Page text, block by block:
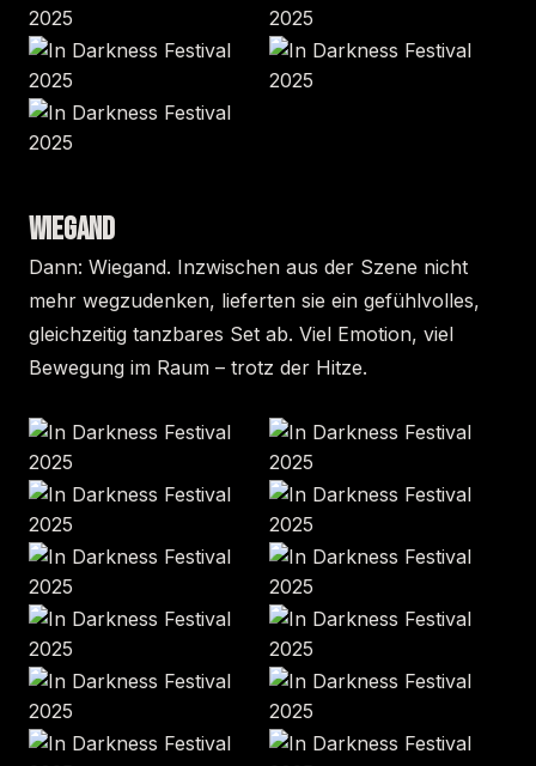
WIEGAND
Dann: Wiegand. Inzwischen aus der Szene nicht
mehr wegzudenken, lieferten sie ein gefühlvolles,
gleichzeitig tanzbares Set ab. Viel Emotion, viel
Bewegung im Raum – trotz der Hitze.